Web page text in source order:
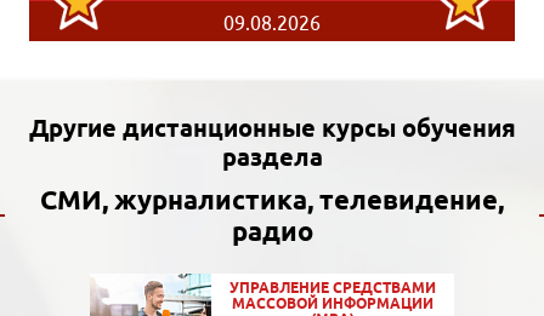
09.08.2026
Другие дистанционные курсы обучения
раздела
СМИ, журналистика, телевидение,
радио
УПРАВЛЕНИЕ СРЕДСТВАМИ
МАССОВОЙ ИНФОРМАЦИИ